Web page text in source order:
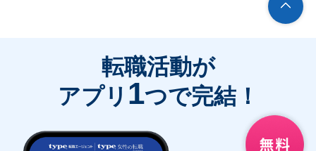
転職活動が
アプリ 1つで完結！